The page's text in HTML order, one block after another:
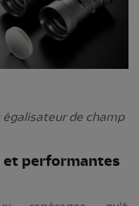
de champ
et performantes